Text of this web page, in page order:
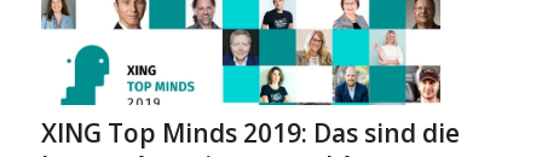
XING Top Minds 2019: Das sind die